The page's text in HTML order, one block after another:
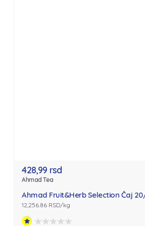
428,99 rsd
Ahmad Tea
Ahmad Fruit&Herb Selection Čaj
12,256.86 RSD/kg